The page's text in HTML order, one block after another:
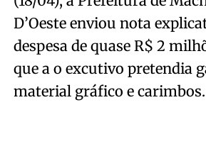
D’Oeste enviou nota
despesa de quase R$ 2
que a o excutivo pretendia
material gráfico e carimbos.